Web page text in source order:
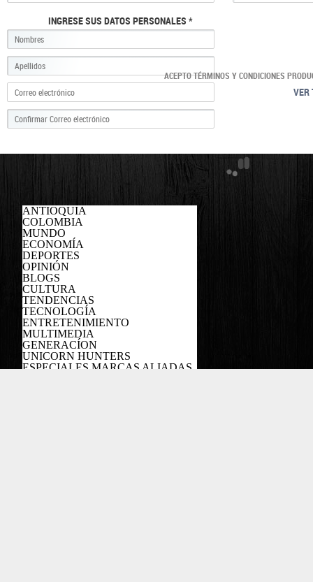
INGRESE SUS DATOS PERSONALES *
ACEPTO TÉRMINOS Y CONDICIONES
VER
ANTIOQUIA
COLOMBIA
MUNDO
ECONOMÍA
DEPORTES
OPINIÓN
BLOGS
CULTURA
TENDENCIAS
TECNOLOGÍA
ENTRETENIMIENTO
MULTIMEDIA
GENERACÍON
UNICORN HUNTERS
ESPECIALES MARCAS ALIADAS